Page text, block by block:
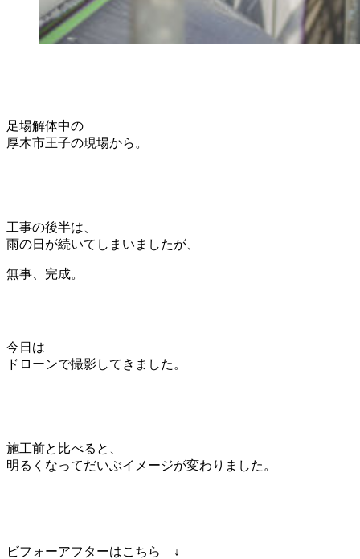
足場解体中の
厚木市王子の現場から。
工事の後半は、
雨の日が続いてしまいましたが、
無事、完成。
今日は
ドローンで撮影してきました。
施工前と比べると、
明るくなってだいぶイメージが変わりました。
ビフォーアフターはこちら ↓